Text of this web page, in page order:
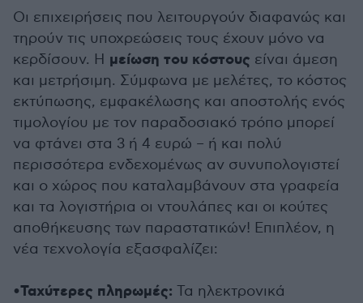
Οι επιχειρήσεις που λειτουργούν διαφανώς και
τηρούν τις υποχρεώσεις τους έχουν μόνο να
κερδίσουν. Η μείωση του κόστους είναι άμεση
και μετρήσιμη. Σύμφωνα με μελέτες, το κόστος
εκτύπωσης, εμφακέλωσης και αποστολής ενός
τιμολογίου με τον παραδοσιακό τρόπο μπορεί
να φτάνει στα 3 ή 4 ευρώ – ή και πολύ
περισσότερα ενδεχομένως αν συνυπολογιστεί
και ο χώρος που καταλαμβάνουν στα γραφεία
και τα λογιστήρια οι ντουλάπες και οι κούτες
αποθήκευσης των παραστατικών! Επιπλέον, η
νέα τεχνολογία εξασφαλίζει:
•Ταχύτερες πληρωμές: Τα ηλεκτρονικά